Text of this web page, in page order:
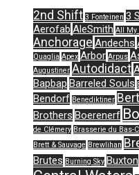
2nd Shift 3 Fonteinen 3
Aerofab AleSmith All My
Anchorage Andechs
Quaglia Apex Arbor Arpus
Augustiner Autodidact
Bapbap Barreled Souls
Bendorf Benediktiner
Brothers Boerenerf
de Clémery Brasserie du Bas-
Brett & Sauvage Brewlihan
Brutes Burning Sky Buxton